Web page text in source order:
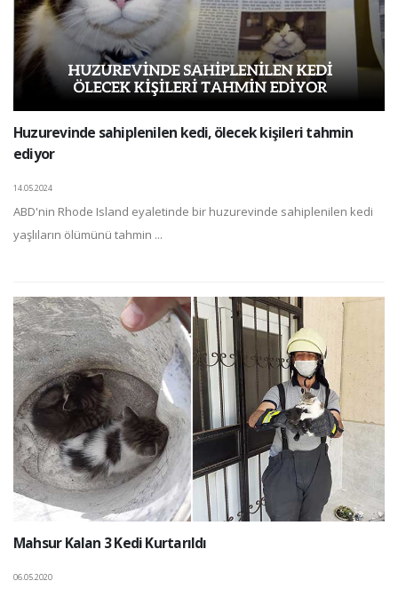
Huzurevinde sahiplenilen kedi, ölecek kişileri tahmin
ediyor
14.05.2024
ABD'nin Rhode Island eyaletinde bir huzurevinde sahiplenilen kedi
yaşlıların ölümünü tahmin ...
Mahsur Kalan 3 Kedi Kurtarıldı
06.05.2020